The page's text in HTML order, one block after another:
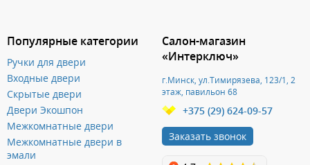
Популярные категории
Ручки для двери
Входные двери
Скрытые двери
Двери Экошпон
Межкомнатные двери
Межкомнатные двери в
эмали
Салон-магазин
«Интерключ»
г.Минск, ул.Тимирязева, 123/1, 2
этаж, павильон 68
+375 (29) 624-09-57
Заказать звонок